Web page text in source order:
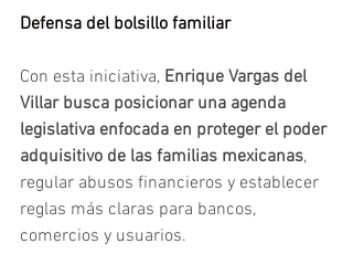
Defensa del bolsillo familiar
Con esta iniciativa, Enrique Vargas del
Villar busca posicionar una agenda
legislativa enfocada en proteger el poder
adquisitivo de las familias mexicanas,
regular abusos financieros y establecer
reglas más claras para bancos,
comercios y usuarios.